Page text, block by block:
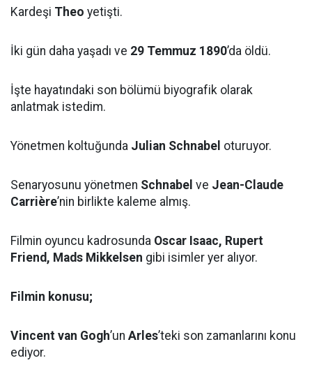
Kardeşi Theo yetişti.
İki gün daha yaşadı ve 29 Temmuz 1890’da öldü.
İşte hayatındaki son bölümü biyografik olarak
anlatmak istedim.
Yönetmen koltuğunda Julian Schnabel oturuyor.
Senaryosunu yönetmen Schnabel ve Jean-Claude
Carrière’nin birlikte kaleme almış.
Filmin oyuncu kadrosunda Oscar Isaac, Rupert
Friend, Mads Mikkelsen gibi isimler yer alıyor.
Filmin konusu;
Vincent van Gogh’un Arles’teki son zamanlarını konu
ediyor.